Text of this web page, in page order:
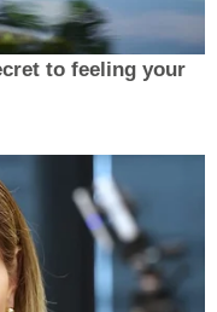
to feeling your